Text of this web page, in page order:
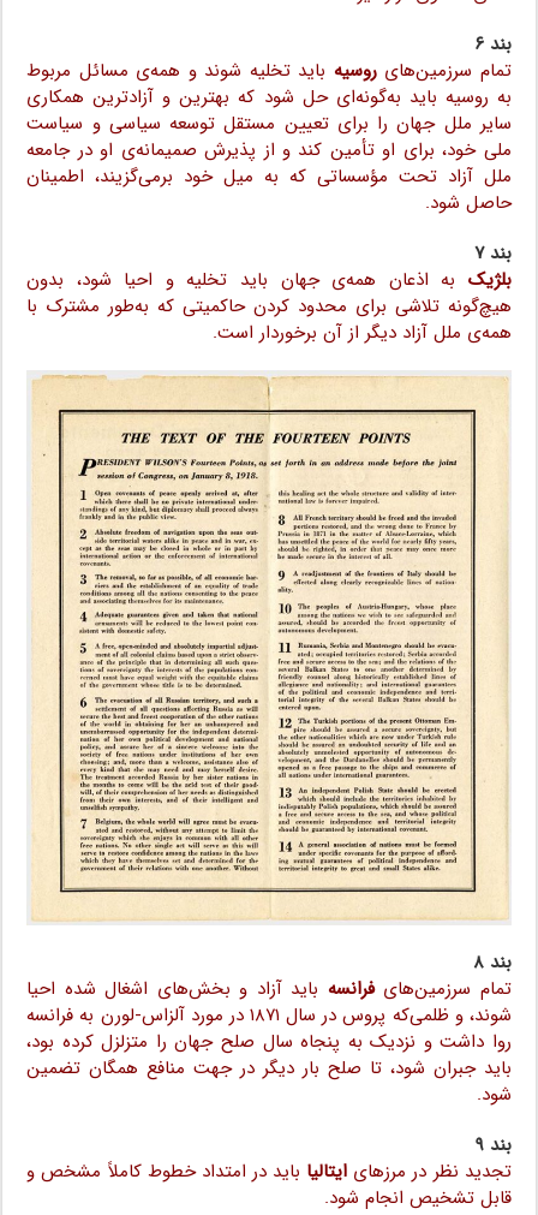
بند ۶
تمام سرزمین‌هایروسیه باید تخلیه شوند و همه‌ی مسائل مربوط
به روسیه باید به‌گونه‌ای حل شود که بهترین و آزادترین همکاری
سایر ملل جهان را برای تعیین مستقل توسعه سیاسی و سیاست
ملی خود، برای او تأمین کند و از پذیرش صمیمانه‌ی او در جامعه
ملل آزاد تحت مؤسساتی که به میل خود برمی‌گزیند، اطمینان
حاصل شود.
بند ۷
بلژیک به اذعان همه‌ی جهان باید تخلیه و احیا شود، بدون
هیچ‌گونه تلاشی برای محدود کردن حاکمیتی که به‌طور مشترک با
همه‌ی ملل آزاد دیگر از آن برخوردار است.
بند ۸
تمام سرزمین‌هایفرانسه باید آزاد و بخش‌های اشغال شده احیا
شوند، و ظلمی‌که پروس در سال ۱۸۷۱ در مورد آلزاس-لورن به فرانسه
روا داشت و نزدیک به پنجاه سال صلح جهان را متزلزل کرده بود،
باید جبران شود، تا صلح بار دیگر در جهت منافع همگان تضمین
شود.
بند ۹
تجدید نظر در مرزهای ایتالیا باید در امتداد خطوط کاملاً مشخص و
قابل تشخیص انجام شود.